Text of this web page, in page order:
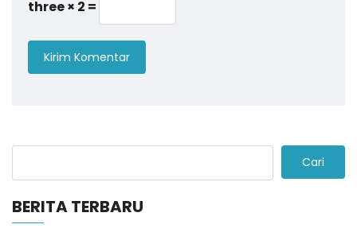
three × 2 =
Cari
BERITA TERBARU